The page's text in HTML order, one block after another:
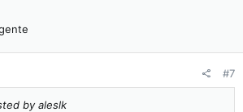
#7
by aleslk